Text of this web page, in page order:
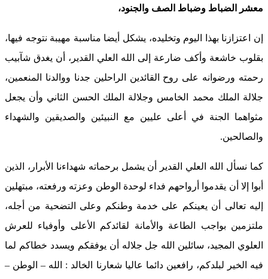
معشر الضباط وضباط الصف والجنود،
إن اعتزازنا بهذا اليوم وتخليده، يشكل أيضا مناسبة مهيبة نتوجه فيها،
بقلوب خاشعة وأكف ضارعة إلى الله العلي القدير، أن يغدق شآبيب
رحمته ورضوانه على روح القائدين الراحلين جدنا ووالدنا المنعمين،
جلالة الملك محمد الخامس وجلالة الملك الحسن الثاني وأن يجعل
مثواهما الجنة في أعلى عليين مع النبيئين والصديقين والشهداء
والصالحين.
كما نسأل الله العلي القدير أن يشمل برحماته شهداءنا الأبرار، الذين
أبوا إلا أن يقدموا أرواحهم فداء لوحدة الوطن وعزته ورفعته، مبتهلين
إليه تعالى أن يعينكم على خدمة وطنكم وعلى التضحية من أجله،
ملتزمين بواجب الطاعة والأمانة لقائدكم الأعلى وأوفياء للعرش
العلوي المجيد، سائلين الله جل جلاله أن يوفقكم ويسدد خطاكم لما
فيه الخير لبلدكم، رافعين دائما عاليا شعارنا الخالد : الله – الوطن –